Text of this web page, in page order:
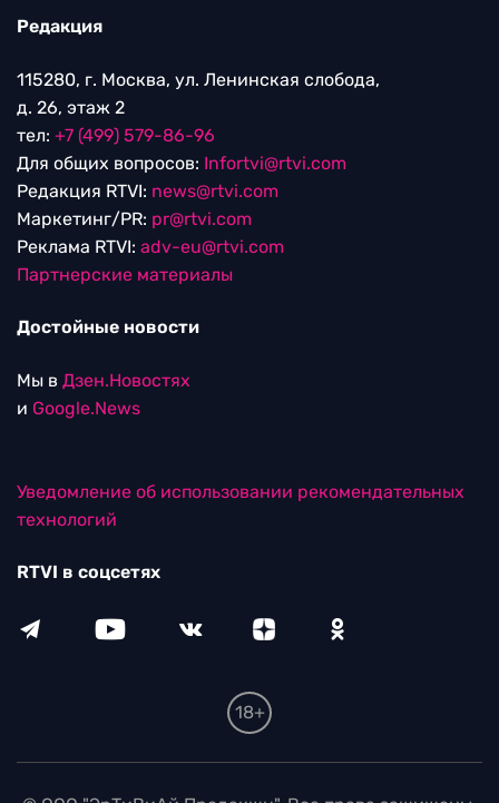
Редакция
115280, г. Москва, ул. Ленинская слобода,
д. 26, этаж 2
тел: +7 (499) 579-86-96
Для общих вопросов: Infortvi@rtvi.com
Редакция RTVI: news@rtvi.com
Маркетинг/PR: pr@rtvi.com
Реклама RTVI: adv-eu@rtvi.com
Партнерские материалы
Достойные новости
Мы в Дзен.Новостях
и Google.News
Уведомление об использовании рекомендательных
технологий
RTVI в соцсетях
18+